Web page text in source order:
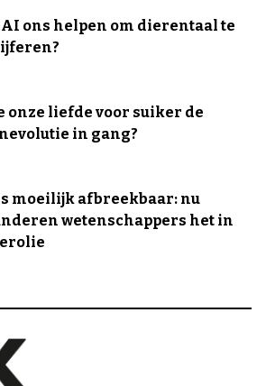
ons helpen om dierentaal te
onze liefde voor suiker de
in gang?
moeilijk afbreekbaar: nu
wetenschappers het in